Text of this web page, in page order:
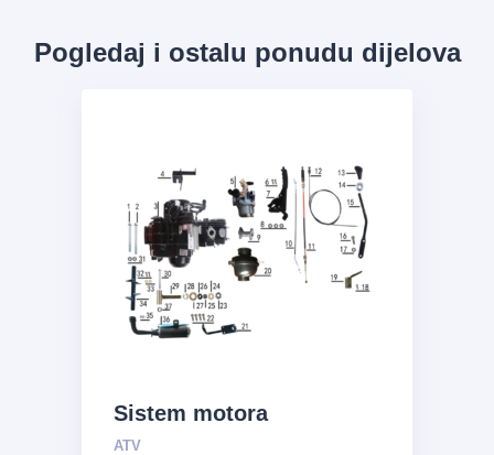
Pogledaj i ostalu ponudu dijelova
Sistem motora
ATV